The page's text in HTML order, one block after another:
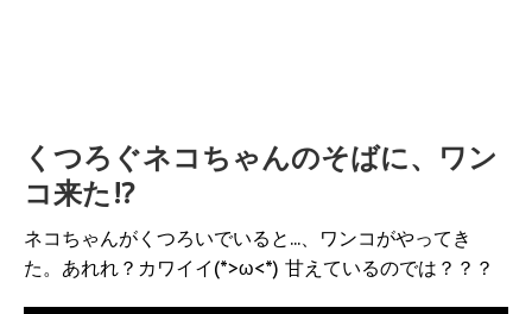
くつろぐネコちゃんのそばに、ワン
コ来た!?
ネコちゃんがくつろいでいると...、ワンコがやってき
た。あれれ？カワイイ(*>ω<*) 甘えているのでは？？？